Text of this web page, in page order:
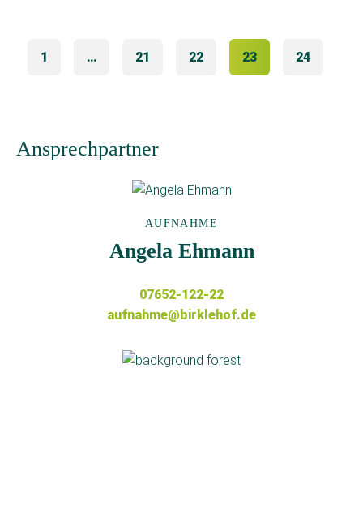
1 … 21 22 23 24
Ansprechpartner
AUFNAHME
Angela Ehmann
07652-122-22
aufnahme@birklehof.de